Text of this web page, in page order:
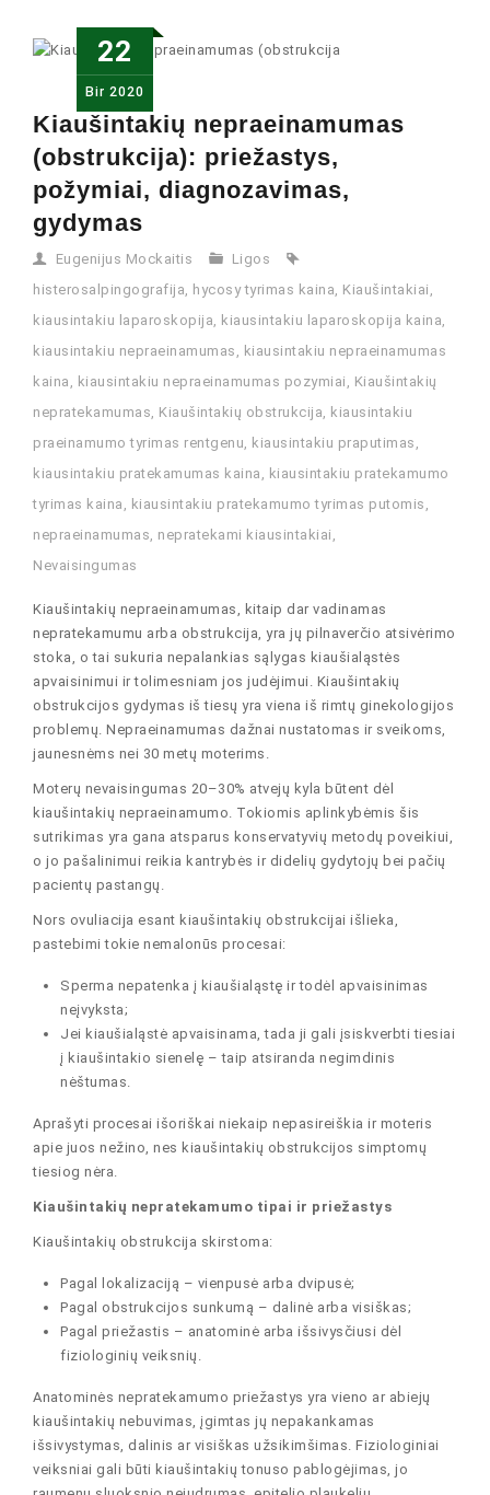
22
Bir 2020
Kiaušintakių nepraeinamumas
(obstrukcija): priežastys,
požymiai, diagnozavimas,
gydymas
Eugenijus Mockaitis
Ligos
histerosalpingografija hycosy tyrimas kaina Kiaušintakiai
kiausintakiu laparoskopija kiausintakiu laparoskopija kaina
kiausintakiu nepraeinamumas
kiausintakiu nepraeinamumas
kaina
kiausintakiu nepraeinamumas pozymiai
Kiaušintakių
nepratekamumas Kiaušintakių obstrukcija kiausintakiu
praeinamumo tyrimas rentgenu kiausintakiu praputimas
kiausintakiu pratekamumas kaina
kiausintakiu pratekamumo
tyrimas kaina
kiausintakiu pratekamumo tyrimas putomis
nepraeinamumas nepratekami kiausintakiai
Nevaisingumas
Kiaušintakių nepraeinamumas, kitaip dar vadinamas
nepratekamumu arba obstrukcija, yra jų pilnaverčio atsivėrimo
stoka, o tai sukuria nepalankias sąlygas kiaušialąstės
apvaisinimui ir tolimesniam jos judėjimui. Kiaušintakių
obstrukcijos gydymas iš tiesų yra viena iš rimtų ginekologijos
problemų. Nepraeinamumas dažnai nustatomas ir sveikoms,
jaunesnėms nei 30 metų moterims.
Moterų nevaisingumas 20–30% atvejų kyla būtent dėl ​​
kiaušintakių nepraeinamumo. Tokiomis aplinkybėmis šis
sutrikimas yra gana atsparus konservatyvių metodų poveikiui,
o jo pašalinimui reikia kantrybės ir didelių gydytojų bei pačių
pacientų pastangų.
Nors ovuliacija esant kiaušintakių obstrukcijai išlieka,
pastebimi tokie nemalonūs procesai:
Sperma nepatenka į kiaušialąstę ir todėl apvaisinimas
neįvyksta;
Jei kiaušialąstė apvaisinama, tada ji gali įsiskverbti tiesiai
į kiaušintakio sienelę – taip atsiranda negimdinis
nėštumas.
Aprašyti procesai išoriškai niekaip nepasireiškia ir moteris
apie juos nežino, nes kiaušintakių obstrukcijos simptomų
tiesiog nėra.
Kiaušintakių nepratekamumo tipai ir priežastys
Kiaušintakių obstrukcija skirstoma:
Pagal lokalizaciją – vienpusė arba dvipusė;
Pagal obstrukcijos sunkumą – dalinė arba visiškas;
Pagal priežastis – anatominė arba išsivysčiusi dėl
fiziologinių veiksnių.
Anatominės nepratekamumo priežastys yra vieno ar abiejų
kiaušintakių nebuvimas, įgimtas jų nepakankamas
išsivystymas, dalinis ar visiškas užsikimšimas. Fiziologiniai
veiksniai gali būti kiaušintakių tonuso pablogėjimas, jo